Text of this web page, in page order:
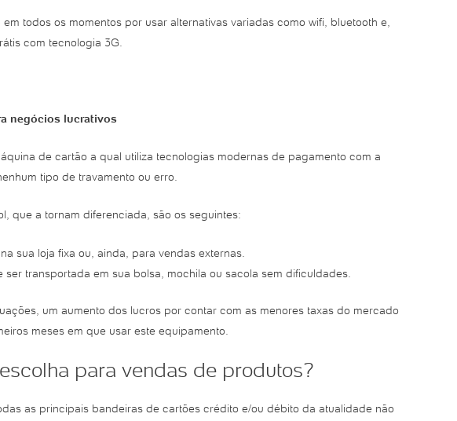
todos os momentos por usar alternativas variadas como wifi, bluetooth e,
com tecnologia 3G.
negócios lucrativos
de cartão a qual utiliza tecnologias modernas de pagamento com a
tipo de travamento ou erro.
que a tornam diferenciada, são os seguintes:
sua loja fixa ou, ainda, para vendas externas.
transportada em sua bolsa, mochila ou sacola sem dificuldades.
um aumento dos lucros por contar com as menores taxas do mercado
meses em que usar este equipamento.
para vendas de produtos?
as principais bandeiras de cartões crédito e/ou débito da atualidade não